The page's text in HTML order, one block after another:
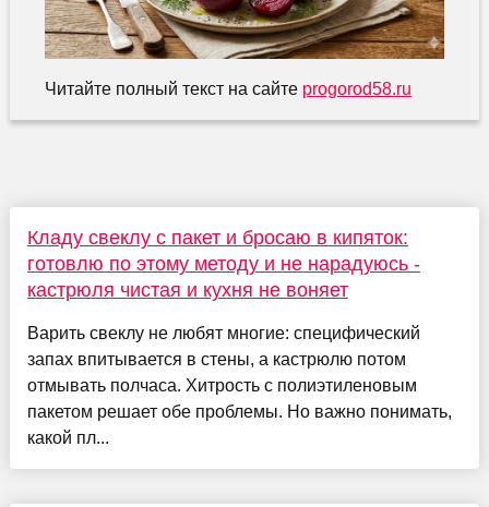
Читайте полный текст на сайте progorod58.ru
Кладу свеклу с пакет и бросаю в кипяток:
готовлю по этому методу и не нарадуюсь -
кастрюля чистая и кухня не воняет
Варить свеклу не любят многие: специфический
запах впитывается в стены, а кастрюлю потом
отмывать полчаса. Хитрость с полиэтиленовым
пакетом решает обе проблемы. Но важно понимать,
какой пл...